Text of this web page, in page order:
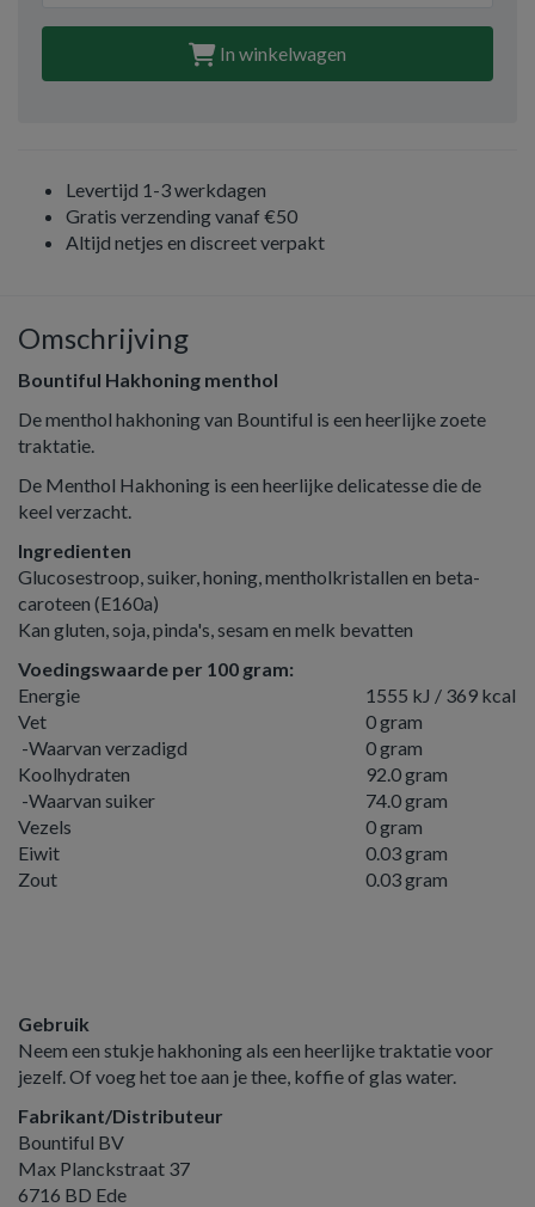
In winkelwagen
Levertijd 1-3 werkdagen
Gratis verzending vanaf €50
Altijd netjes en discreet verpakt
Omschrijving
Bountiful Hakhoning menthol
De menthol hakhoning van Bountiful is een heerlijke zoete
traktatie.
De Menthol Hakhoning is een heerlijke delicatesse die de
keel verzacht.
Ingredienten
Glucosestroop, suiker, honing, mentholkristallen en beta-
caroteen (E160a)
Kan gluten, soja, pinda's, sesam en melk bevatten
Voedingswaarde per 100 gram:
Energie
1555 kJ / 369 kcal
Vet
0 gram
-Waarvan verzadigd
0 gram
Koolhydraten
92.0 gram
-Waarvan suiker
74.0 gram
Vezels
0 gram
Eiwit
0.03 gram
Zout
0.03 gram
Gebruik
Neem een stukje hakhoning als een heerlijke traktatie voor
jezelf. Of voeg het toe aan je thee, koffie of glas water.
Fabrikant/Distributeur
Bountiful BV
Max Planckstraat 37
6716 BD Ede